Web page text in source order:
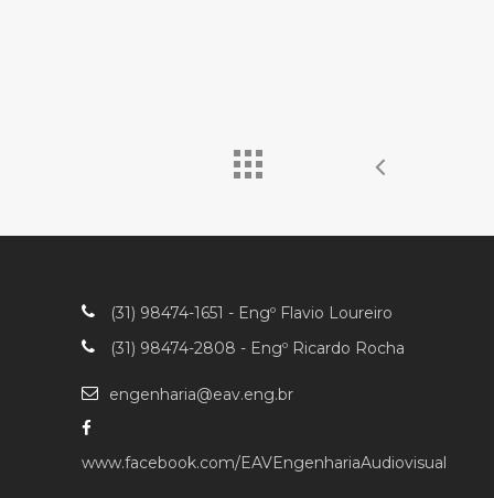
(31) 98474-1651 - Engº Flavio Loureiro
(31) 98474-2808 - Engº Ricardo Rocha
engenharia@eav.eng.br
www.facebook.com/EAVEngenhariaAudiovisual